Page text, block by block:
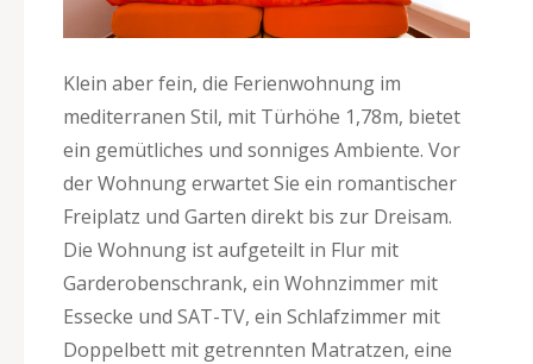
Klein aber fein, die Ferienwohnung im
mediterranen Stil, mit Türhöhe 1,78m, bietet
ein gemütliches und sonniges Ambiente. Vor
der Wohnung erwartet Sie ein romantischer
Freiplatz und Garten direkt bis zur Dreisam.
Die Wohnung ist aufgeteilt in Flur mit
Garderobenschrank, ein Wohnzimmer mit
Essecke und SAT-TV, ein Schlafzimmer mit
Doppelbett mit getrennten Matratzen, eine